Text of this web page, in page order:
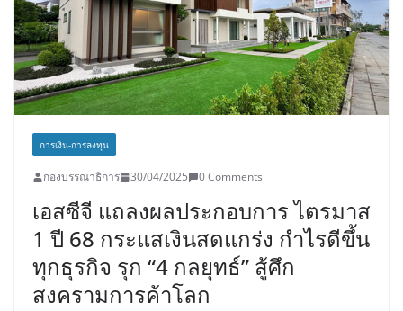
การเงิน-การลงทุน
กองบรรณาธิการ 30/04/2025 0 Comments
เอสซีจี แถลงผลประกอบการ ไตรมาส
1 ปี 68 กระแสเงินสดแกร่ง กำไรดีขึ้น
ทุกธุรกิจ รุก “4 กลยุทธ์” สู้ศึก
สงครามการค้าโลก